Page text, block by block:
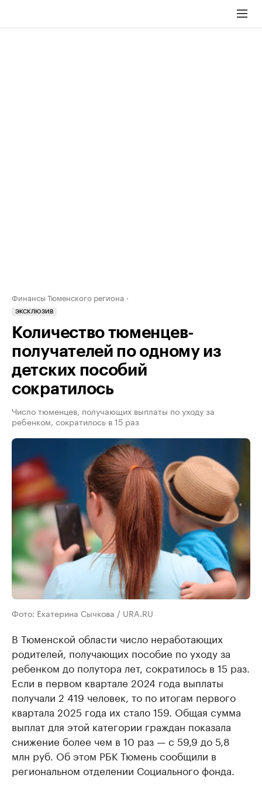
Финансы Тюменского региона
ЭКСКЛЮЗИВ
Количество тюменцев-
получателей по одному из
детских пособий
сократилось
Число тюменцев, получающих выплаты по уходу за
ребенком, сократилось в 15 раз
Фото: Екатерина Сычкова / URA.RU
В Тюменской области число неработающих
родителей, получающих пособие по уходу за
ребенком до полутора лет, сократилось в 15 раз.
Если в первом квартале 2024 года выплаты
получали 2 419 человек, то по итогам первого
квартала 2025 года их стало 159. Общая сумма
выплат для этой категории граждан показала
снижение более чем в 10 раз — с 59,9 до 5,8
млн руб. Об этом РБК Тюмень сообщили в
региональном отделении Социального фонда.